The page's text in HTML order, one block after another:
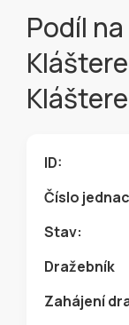
Podíl
ID:
Číslo
Stav:
Dražebník
Zahájení